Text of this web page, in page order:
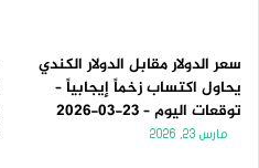
سعر الدولار مقابل الدولار الكندي
يحاول اكتساب زخماً إيجابياً –
توقعات اليوم – 23-03-2026
مارس 23, 2026